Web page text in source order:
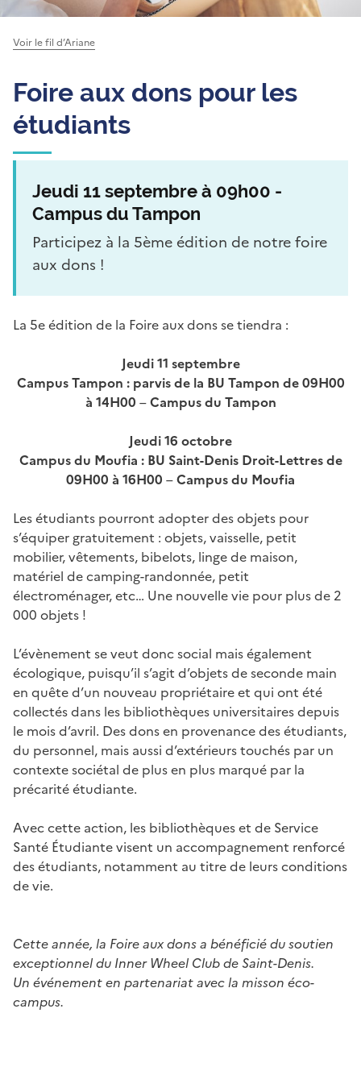
Voir le fil d’Ariane
Foire aux dons pour les
étudiants
Jeudi 11 septembre à 09h00 -
Campus du Tampon
Participez à la 5ème édition de notre foire
aux dons !
La 5e édition de la Foire aux dons se tiendra :
Jeudi 11 septembre
Campus Tampon : parvis de la BU Tampon de 09H00
à 14H00 –Campus du Tampon
Jeudi 16 octobre
Campus du Moufia : BU Saint-Denis Droit-Lettres de
09H00 à 16H00 –Campus du Moufia
Les étudiants pourront adopter des objets pour
s’équiper gratuitement : objets, vaisselle, petit
mobilier, vêtements, bibelots, linge de maison,
matériel de camping-randonnée, petit
électroménager, etc… Une nouvelle vie pour plus de 2
000 objets !
L’évènement se veut donc social mais également
écologique, puisqu’il s’agit d’objets de seconde main
en quête d’un nouveau propriétaire et qui ont été
collectés dans les bibliothèques universitaires depuis
le mois d’avril. Des dons en provenance des étudiants,
du personnel, mais aussi d’extérieurs touchés par un
contexte sociétal de plus en plus marqué par la
précarité étudiante.
Avec cette action, les bibliothèques et de Service
Santé Étudiante visent un accompagnement renforcé
des étudiants, notamment au titre de leurs conditions
de vie.
Cette année, la Foire aux dons a bénéficié du soutien
exceptionnel du Inner Wheel Club de Saint-Denis.
Un événement en partenariat avec la misson éco-
campus.